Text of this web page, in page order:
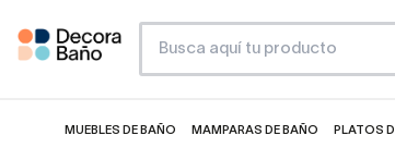
MUEBLES DE BAÑO MAMPARAS DE BAÑO PLATOS